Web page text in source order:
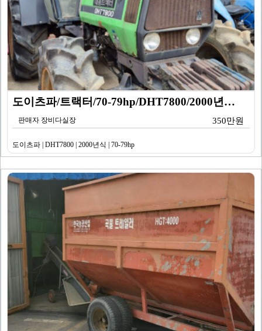
도이츠파/트랙터/70-79hp/DHT7800/2000년…
판매자 장비다실장 350만원
도이츠파 | DHT7800 | 2000년식 | 70-79hp